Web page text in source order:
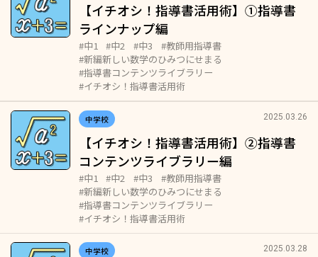
【イチオシ！指導書活用術】①指導書
ラインナップ編
#中1 #中2 #中3
#教師用指導書
#新編新しい数学のひみつにせまる
#指導書コンテンツライブラリー
#イチオシ！指導書活用術
中学校 2025.03.26
【イチオシ！指導書活用術】②指導書
コンテンツライブラリー編
#中1 #中2 #中3
#教師用指導書
#新編新しい数学のひみつにせまる
#指導書コンテンツライブラリー
#イチオシ！指導書活用術
中学校 2025.03.28